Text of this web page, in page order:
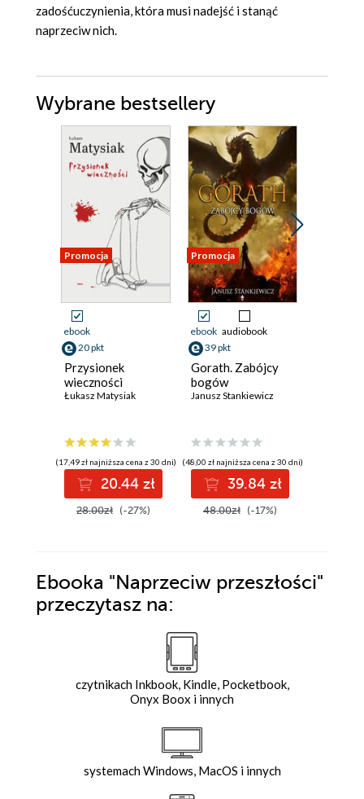
zadośćuczynienia, która musi nadejść i stanąć
naprzeciw nich.
Wybrane bestsellery
Promocja
ebook
20 pkt
Przysionek
wieczności
Łukasz Matysiak
(17,49 zł najniższa cena z 30 dni)
20.44 zł
28.00zł (-27%)
Promocja
ebook audiobook
39 pkt
Gorath. Zabójcy
bogów
Janusz Stankiewicz
(48,00 zł najniższa cena z 30 dni)
39.84 zł
48.00zł (-17%)
Ebooka "Naprzeciw przeszłości"
przeczytasz na:
czytnikach Inkbook, Kindle, Pocketbook,
Onyx Boox i innych
systemach Windows, MacOS i innych